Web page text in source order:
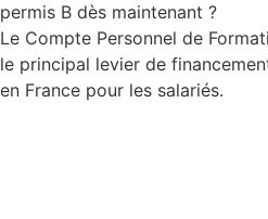
permis B dès maintenant ?
Le Compte Personnel de
le principal levier de
en France pour les salariés.